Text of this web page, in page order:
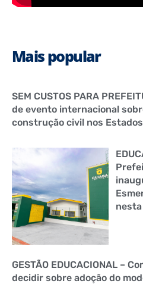
Mais popular
SEM CUSTOS PARA
de evento internacional
construção civil nos
GESTÃO EDUCACIONAL –
decidir sobre adoção do